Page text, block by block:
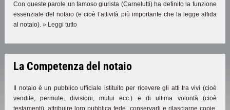
Con queste parole un famoso giurista (Carnelutti) ha definito la funzione
essenziale del notaio (e cioè l’attività più importante che la legge affida
al notaio).» Leggi tutto
La Competenza del notaio
Il notaio è un pubblico ufficiale istituito per ricevere gli atti tra vivi (cioè
vendite, permute, divisioni, mutui ecc.) e di ultima volontà (cioè
testamenti), attribuire loro pubblica fede, conservarli e rilasciarne copie,